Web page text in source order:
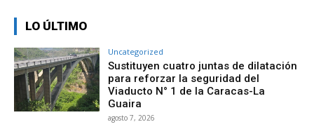
LO ÚLTIMO
Uncategorized
Sustituyen cuatro juntas de dilatación
para reforzar la seguridad del
Viaducto N° 1 de la Caracas-La
Guaira
agosto 7, 2026